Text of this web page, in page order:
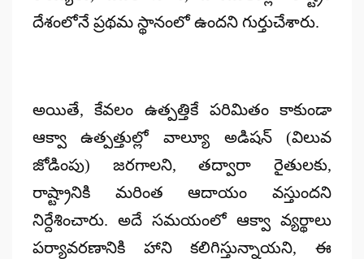
దేశంలోనే ప్రథమ స్థానంలో ఉందని గుర్తుచేశారు.
అయితే, కేవలం ఉత్పత్తికే పరిమితం కాకుండా
ఆక్వా ఉత్పత్తుల్లో వాల్యూ అడిషన్ (విలువ
జోడింపు) జరగాలని, తద్వారా రైతులకు,
రాష్ట్రానికి మరింత ఆదాయం వస్తుందని
నిర్దేశించారు. అదే సమయంలో ఆక్వా వ్యర్థాలు
పర్యావరణానికి హాని కలిగిస్తున్నాయని, ఈ